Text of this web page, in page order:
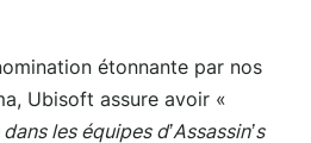
étonnante par nos
Ubisoft assure avoir «
les équipes d’Assassin’s